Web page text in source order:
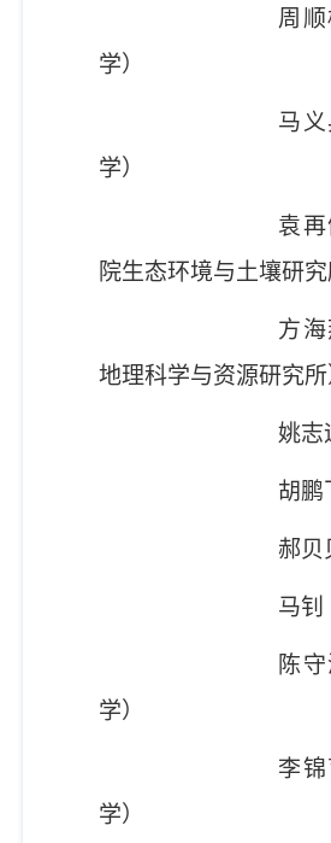
周
学）
马
学）
袁
院生态环境与土壤研究
方
地理科学与资源研究所
姚志
胡鹏
郝贝
马钊
陈
学）
李
学）